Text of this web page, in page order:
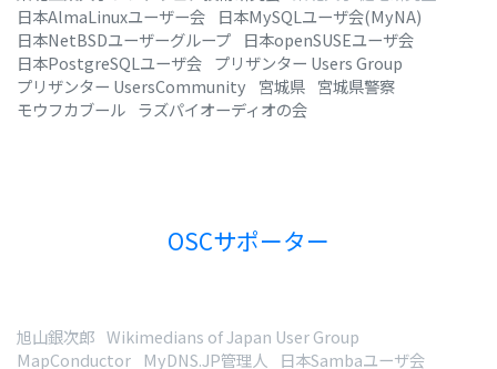
日本AlmaLinuxユーザー会
日本MySQLユーザ会(MyNA)
日本NetBSDユーザーグループ
日本openSUSEユーザ会
日本PostgreSQLユーザ会 プリザンター Users Group
プリザンター UsersCommunity
宮城県 宮城県警察
モウフカブール ラズパイオーディオの会
OSCサポーター
旭山銀次郎 Wikimedians of Japan User Group
MapConductor
MyDNS.JP管理人 日本Sambaユーザ会